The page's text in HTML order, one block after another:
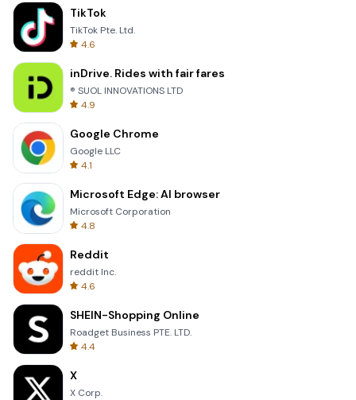
TikTok
TikTok Pte. Ltd.
4.6
inDrive. Rides with fair fares
® SUOL INNOVATIONS LTD
4.9
Google Chrome
Google LLC
4.1
Microsoft Edge: AI browser
Microsoft Corporation
4.8
Reddit
reddit Inc.
4.6
SHEIN-Shopping Online
Roadget Business PTE. LTD.
4.4
X
X Corp.